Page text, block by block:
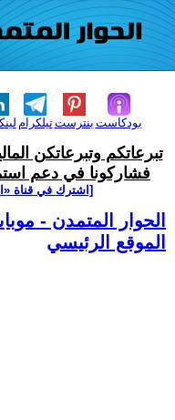
تيلكرامبنترست بودكاست
تبرعاتكم وتبرعاتكن
فشاركونا في دعم
[اشترك في قناة
الحوار المتمدن -
الموقع الرئيسي